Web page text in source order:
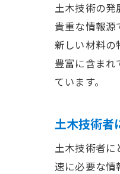
土木技術の発
貴重な情報源
新しい材料の
豊富に含まれ
ています。
土木技術者
土木技術者に
速に必要な情